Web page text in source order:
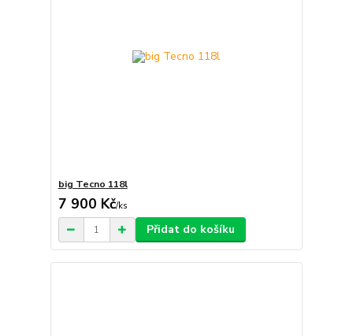
big Tecno 118l
7 900 Kč/ks
Přidat do košíku